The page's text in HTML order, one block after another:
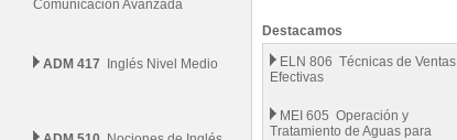
Comunicación Avanzada
ADM 417 Inglés Nivel Medio
Destacamos
ELN 806 Técnicas de Ventas
Efectivas
MEI 605 Operación y
Tratamiento de Aguas para